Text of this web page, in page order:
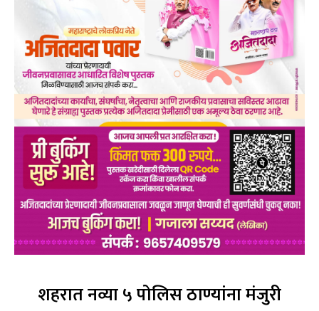
शहरात नव्या ५ पोलिस ठाण्यांना मंजुरी